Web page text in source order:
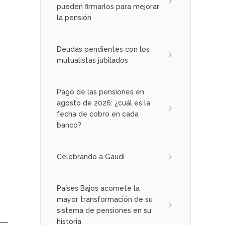
pueden firmarlos para mejorar
la pensión
Deudas pendientes con los
mutualistas jubilados
Pago de las pensiones en
agosto de 2026: ¿cuál es la
fecha de cobro en cada
banco?
Celebrando a Gaudí
Países Bajos acomete la
mayor transformación de su
sistema de pensiones en su
historia